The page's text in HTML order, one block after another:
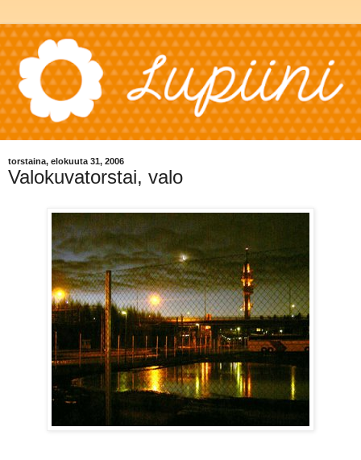
torstaina, elokuuta 31, 2006
Valokuvatorstai, valo